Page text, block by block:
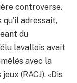
controverse.
qu’il adressait,
du
lavallois avait
avec la
(RACJ). «Dis